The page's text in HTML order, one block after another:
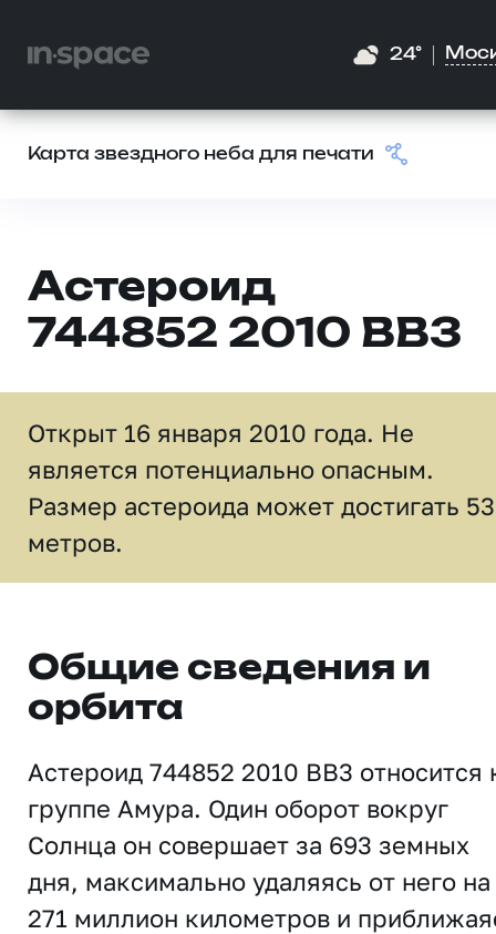
24°
Карта звездного неба для печати
Астероид
744852 2010 BB3
Открыт 16 января 2010 года. Не
является потенциально опасным.
Размер астероида может достигать
метров.
Общие сведения и
орбита
Астероид 744852 2010 BB3 относится
группе Амура. Один оборот вокруг
Солнца он совершает за 693 земных
дня, максимально удаляясь от него на
271 миллион километров и